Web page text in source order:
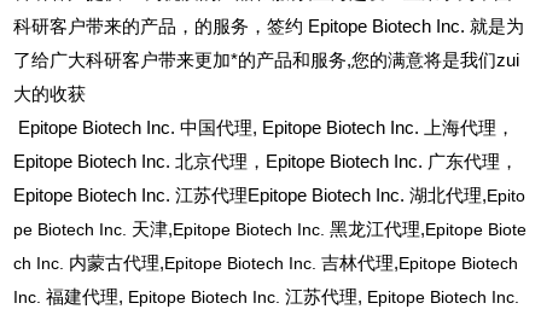
科研客户带来的产品，的服务，签约 Epitope Biotech Inc. 就是为
了给广大科研客户带来更加*的产品和服务,您的满意将是我们zui
大的收获
Epitope Biotech Inc.中国代理, Epitope Biotech Inc. 上海代理，
Epitope Biotech Inc. 北京代理，Epitope Biotech Inc. 广东代理，
Epitope Biotech Inc. 江苏代理Epitope Biotech Inc. 湖北代理,Epito
pe Biotech Inc. 天津,Epitope Biotech Inc.黑龙江代理,Epitope Biote
ch Inc. 内蒙古代理,Epitope Biotech Inc.吉林代理,Epitope Biotech
Inc.福建代理, Epitope Biotech Inc.江苏代理, Epitope Biotech Inc.